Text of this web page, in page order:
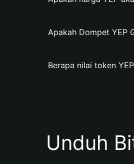
Apakah Dompet YEP
Berapa nilai token
Unduh